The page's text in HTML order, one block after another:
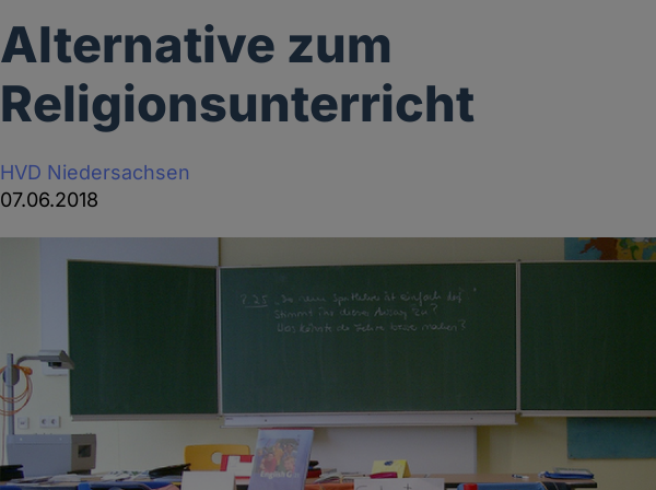
Alternative zum
Religionsunterricht
HVD Niedersachsen
07.06.2018